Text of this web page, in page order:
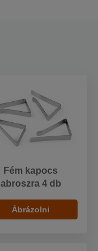
Fém kapocs
abroszra 4 db
Ábrázolni